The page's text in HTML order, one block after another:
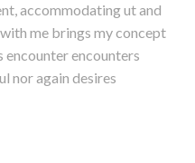
accommodating ut and
me brings my concept
encounter encounters
nor again desires